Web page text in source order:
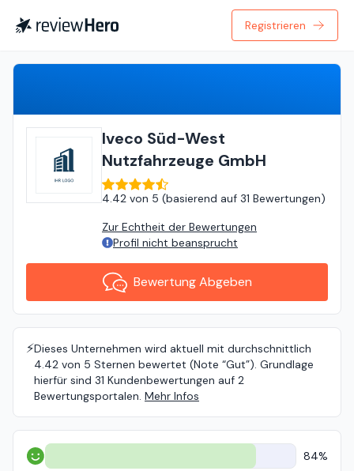
Registrieren
Iveco Süd-West
Nutzfahrzeuge GmbH
4.42 von 5 (basierend auf 31 Bewertungen)
Zur Echtheit der Bewertungen
Profil nicht beansprucht
Bewertung Abgeben
⚡️Dieses Unternehmen wird aktuell mit durchschnittlich
4.42 von 5 Sternen bewertet (Note “Gut”). Grundlage
hierfür sind 31 Kundenbewertungen auf 2
Bewertungsportalen. Mehr Infos
Positiv 84%